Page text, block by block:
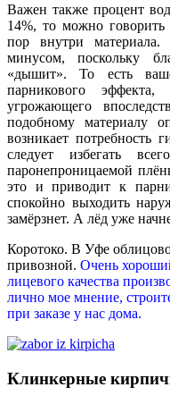
Важен также процент
14%, то можно
пор внутри материала.
минусом, поскольку
«дышит». То есть
парникового эффекта,
угрожающего
подобному материалу
возникает потребность
следует избегать
паронепроницаемой
это и приводит к
спокойно выходить
замёрзнет. А лёд уже
Коротоко. В Уфе
привозной. Очень
лицевого качества
лично мое мнение,
при заказе у нас дома.
Клинкерные